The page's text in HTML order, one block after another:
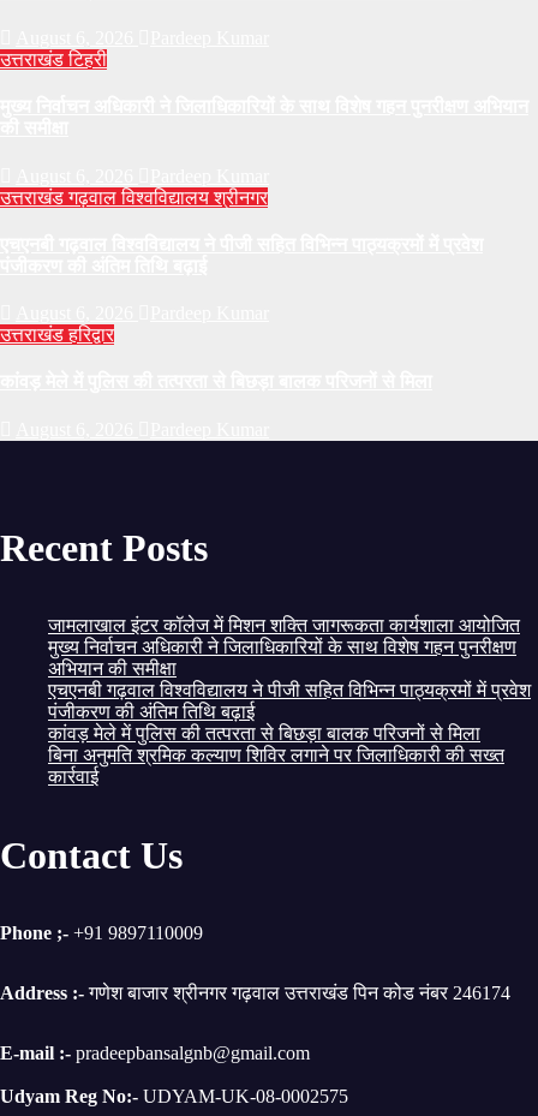
उत्तराखंडटिहरी
उत्तराखंडगढ़वाल विश्वविद्यालयश्रीनगर
उत्तराखंडहरिद्वार
Recent Posts
जामलाखाल इंटर कॉलेज में मिशन शक्ति जागरूकता कार्यशाला आयोजित
मुख्य निर्वाचन अधिकारी ने जिलाधिकारियों के साथ विशेष गहन पुनरीक्षण
अभियान की समीक्षा
एचएनबी गढ़वाल विश्वविद्यालय ने पीजी सहित विभिन्न पाठ्यक्रमों में प्रवेश
पंजीकरण की अंतिम तिथि बढ़ाई
कांवड़ मेले में पुलिस की तत्परता से बिछड़ा बालक परिजनों से मिला
बिना अनुमति श्रमिक कल्याण शिविर लगाने पर जिलाधिकारी की सख्त
कार्रवाई
Contact Us
Phone ;- +91 9897110009
Address :-गणेश बाजार श्रीनगर गढ़वाल उत्तराखंड पिन कोड नंबर 246174
E-mail :- pradeepbansalgnb@gmail.com
Udyam Reg No:- UDYAM-UK-08-0002575